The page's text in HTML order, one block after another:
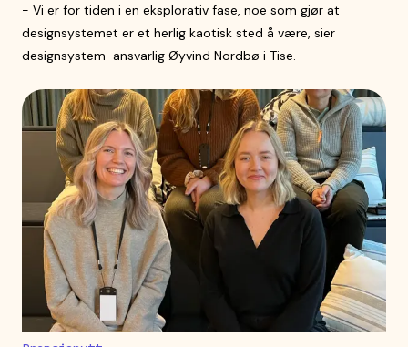
- Vi er for tiden i en eksplorativ fase, noe som gjør at
designsystemet er et herlig kaotisk sted å være, sier
designsystem-ansvarlig Øyvind Nordbø i Tise.